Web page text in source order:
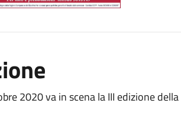
2020 va in scena la III edizione